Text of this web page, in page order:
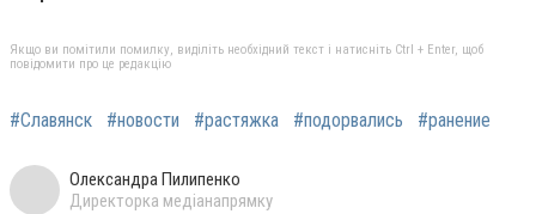
Якщо ви помітили помилку, виділіть необхідний текст і натисніть Ctrl + Enter, щоб
повідомити про це редакцію
#Славянск #новости #растяжка #подорвались #ранение
Олександра Пилипенко
Директорка медіанапрямку